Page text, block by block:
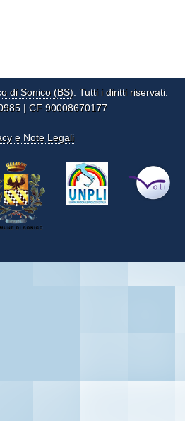
di Sonico (BS). Tutti i diritti riservati.
| CF 90008670177
e Note Legali